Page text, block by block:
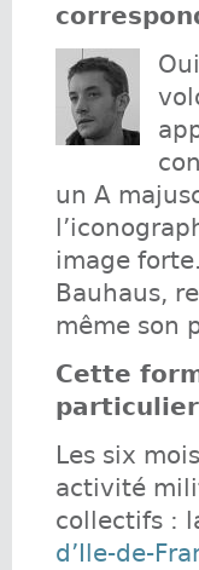
un A
image
Bauhaus,
même son
Cette
Les six
activité
collectifs :
d’Ile-de-